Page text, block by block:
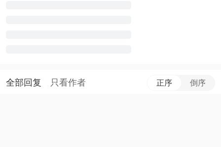
全部回复 只看作者 正序 倒序